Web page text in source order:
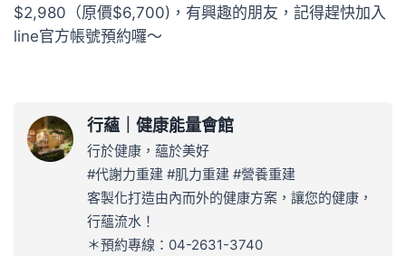
$2,980（原價$6,700)，有興趣的朋友，記得趕快加入
line官方帳號預約囉～
行蘊｜健康能量會館
行於健康，蘊於美好
#代謝力重建 #肌力重建 #營養重建
客製化打造由內而外的健康方案，讓您的健康，
行蘊流水！
＊預約專線：04-2631-3740